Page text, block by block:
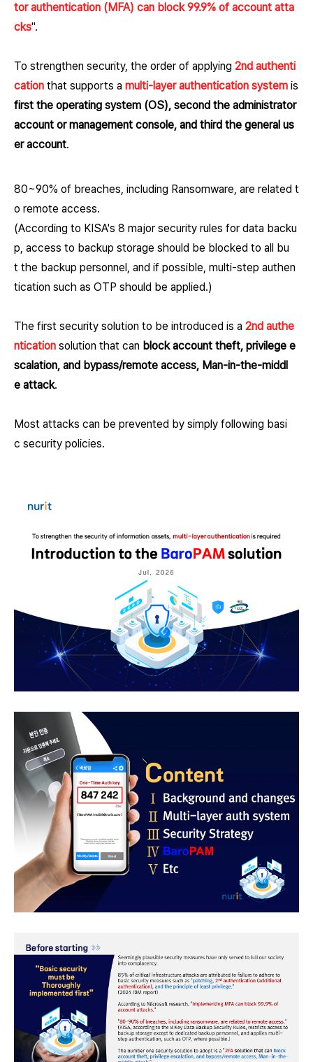
tor authentication (MFA) can block 99.9% of account atta
cks".
To strengthen security, the order of applying 2nd authenti
cation that supports a multi-layer authentication system is
first the operating system (OS), second the administrator
account or management console, and third the general us
er account.
80~90% of breaches, including Ransomware, are related t
o remote access.
(According to KISA's 8 major security rules for data backu
p, access to backup storage should be blocked to all bu
t the backup personnel, and if possible, multi-step authen
tication such as OTP should be applied.)
The first security solution to be introduced is a 2nd authe
ntication solution that can block account theft, privilege e
scalation, and bypass/remote access, Man-in-the-middl
e attack.
Most attacks can be prevented by simply following basi
c security policies.